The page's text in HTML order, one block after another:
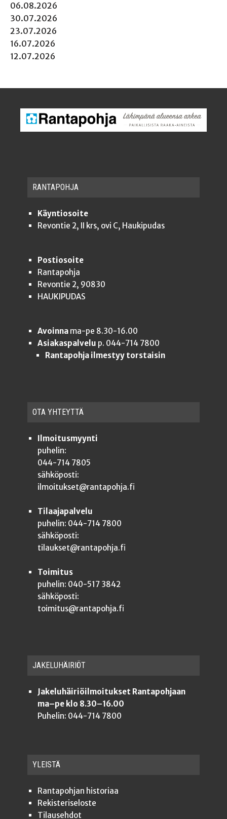
06.08.2026
30.07.2026
23.07.2026
16.07.2026
12.07.2026
RAN­TA­POH­JA
Käyntiosoite
Revontie 2, II krs, ovi C, Haukipudas
Postiosoite
Rantapohja
Revontie 2, 90830
HAUKIPUDAS
Avoinnama-pe 8.30-16.00
Asiakaspalvelu p. 044-714 7800
Rantapohja ilmestyy torstaisin
OTA YHTEYT­TÄ
Ilmoitusmyynti
puhelin:
044-714 7805
sähköposti:
ilmoitukset@rantapohja.fi
Tilaajapalvelu
puhelin: 044-714 7800
sähköposti:
tilaukset@rantapohja.fi
Toimitus
puhelin: 040-517 3842
sähköposti:
toimitus@rantapohja.fi
JAKE­LU­HÄI­RIÖT
Jakeluhäiriöilmoitukset Rantapohjaan
ma–pe klo 8.30–16.00
Puhelin: 044-714 7800
YLEISTÄ
Ran­ta­poh­jan historiaa
Rekis­te­ri­se­los­te
Tilauseh­dot